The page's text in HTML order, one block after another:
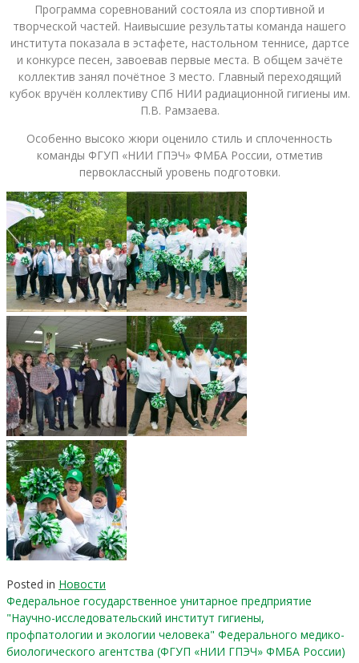
Программа соревнований состояла из спортивной и
творческой частей. Наивысшие результаты команда нашего
института показала в эстафете, настольном теннисе, дартсе
и конкурсе песен, завоевав первые места. В общем зачёте
коллектив занял почётное 3 место. Главный переходящий
кубок вручён коллективу СПб НИИ радиационной гигиены им.
П.В. Рамзаева.
Особенно высоко жюри оценило стиль и сплоченность
команды ФГУП «НИИ ГПЭЧ» ФМБА России, отметив
первоклассный уровень подготовки.
Posted in Новости
Федеральное государственное унитарное предприятие
"Научно-исследовательский институт гигиены,
профпатологии и экологии человека" Федерального медико-
биологического агентства (ФГУП «НИИ ГПЭЧ» ФМБА России)